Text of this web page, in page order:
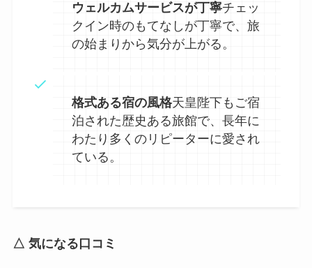
ウェルカムサービスが丁寧チェッ
クイン時のもてなしが丁寧で、旅
の始まりから気分が上がる。
格式ある宿の風格天皇陛下もご宿
泊された歴史ある旅館で、長年に
わたり多くのリピーターに愛され
ている。
△ 気になる口コミ